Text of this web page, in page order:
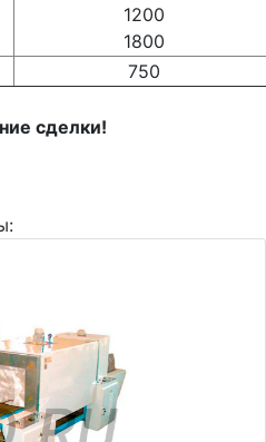
1200
1800
750
сделки!